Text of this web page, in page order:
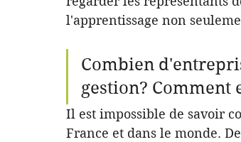
l'apprentissage non
Combien
gestion? Comment
Il est impossible de savoir
France et dans le monde.